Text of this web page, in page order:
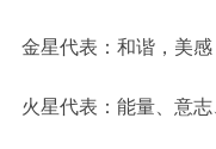
金星代表：和谐，美感
火星代表：能量、意